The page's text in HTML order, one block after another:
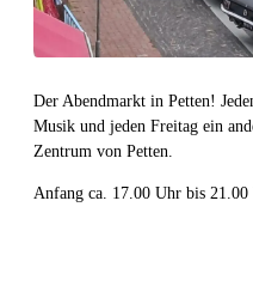
Der Abendmarkt in Petten!
Musik und jeden Freitag ein
Zentrum von Petten.
Anfang ca. 17.00 Uhr bis 21.00